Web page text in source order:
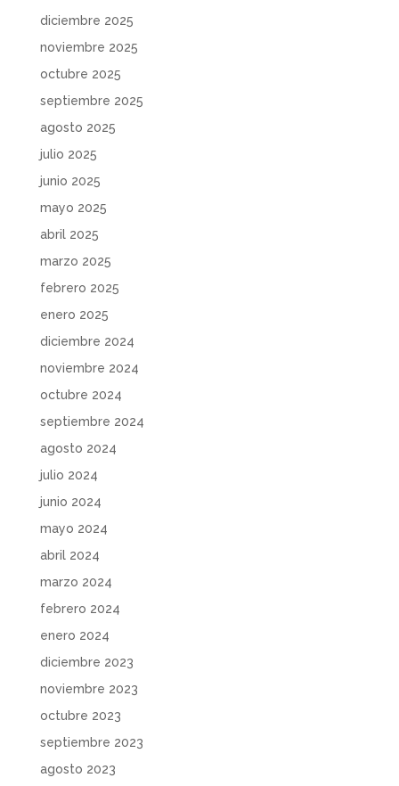
diciembre 2025
noviembre 2025
octubre 2025
septiembre 2025
agosto 2025
julio 2025
junio 2025
mayo 2025
abril 2025
marzo 2025
febrero 2025
enero 2025
diciembre 2024
noviembre 2024
octubre 2024
septiembre 2024
agosto 2024
julio 2024
junio 2024
mayo 2024
abril 2024
marzo 2024
febrero 2024
enero 2024
diciembre 2023
noviembre 2023
octubre 2023
septiembre 2023
agosto 2023